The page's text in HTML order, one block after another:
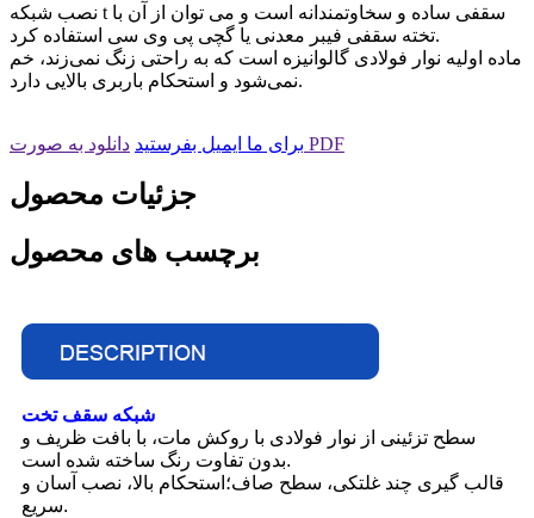
نصب شبکه t سقفی ساده و سخاوتمندانه است و می توان از آن با
تخته سقفی فیبر معدنی یا گچی پی وی سی استفاده کرد.
ماده اولیه نوار فولادی گالوانیزه است که به راحتی زنگ نمی‌زند، خم
نمی‌شود و استحکام باربری بالایی دارد.
برای ما ایمیل بفرستید دانلود به صورت PDF
جزئیات محصول
برچسب های محصول
شبکه سقف تخت
سطح تزئینی از نوار فولادی با روکش مات، با بافت ظریف و
بدون تفاوت رنگ ساخته شده است.
قالب گیری چند غلتکی، سطح صاف؛استحکام بالا، نصب آسان و
سریع.